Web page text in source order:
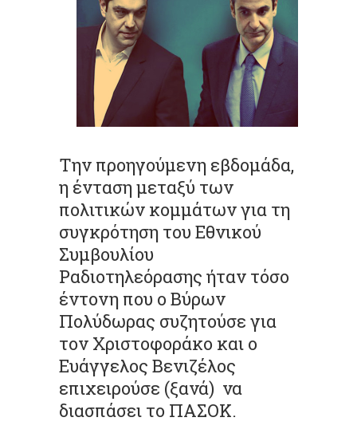
Την προηγούμενη εβδομάδα,
η ένταση μεταξύ των
πολιτικών κομμάτων για τη
συγκρότηση του Εθνικού
Συμβουλίου
Ραδιοτηλεόρασης ήταν τόσο
έντονη που ο Βύρων
Πολύδωρας συζητούσε για
τον Χριστοφοράκο και ο
Ευάγγελος Βενιζέλος
επιχειρούσε (ξανά) να
διασπάσει το ΠΑΣΟΚ.